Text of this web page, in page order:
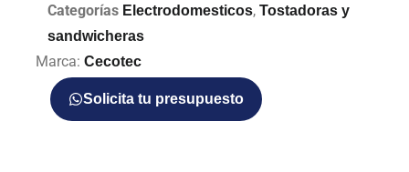
Categorías Electrodomesticos, Tostadoras y
sandwicheras
Marca: Cecotec
Solicita tu presupuesto